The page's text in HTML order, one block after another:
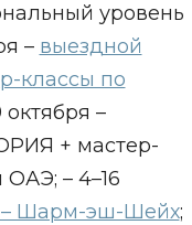
уровень
– выездной
классы по
октября –
+ мастер-
– 4–16
– Шарм-эш-Шейх;